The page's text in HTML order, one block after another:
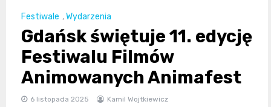
Festiwale ,Wydarzenia
Gdańsk świętuje 11. edycję
Festiwalu Filmów
Animowanych Animafest
6 listopada 2025 Kamil Wojtkiewicz